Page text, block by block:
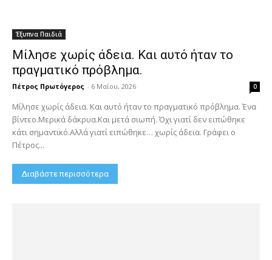
Έξυπνα Παιδιά
Μίλησε χωρίς άδεια. Και αυτό ήταν το
πραγματικό πρόβλημα.
Πέτρος Πρωτόγερος - 6 Μαΐου, 2026 0
Μίλησε χωρίς άδεια. Και αυτό ήταν το πραγματικό πρόβλημα. Ένα
βίντεο.Μερικά δάκρυα.Και μετά σιωπή. Όχι γιατί δεν ειπώθηκε
κάτι σημαντικό.Αλλά γιατί ειπώθηκε… χωρίς άδεια. Γράφει ο
Πέτρος...
Διαβάστε περισσότερα